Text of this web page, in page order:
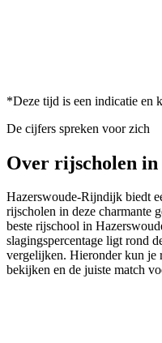
*Deze tijd is een indicatie en
De cijfers spreken voor zich
Over rijscholen
Hazerswoude-Rijndijk biedt
rijscholen in deze charmante
beste rijschool in
slagingspercentage ligt rond
vergelijken. Hieronder kun
bekijken en de juiste match